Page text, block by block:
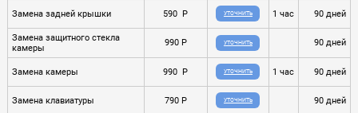
Замена задней крышки 590 P УТОЧНИТЬ 1 час 90 дней
Замена защитного стекла
камеры
990 P УТОЧНИТЬ 90 дней
Замена камеры 990 P УТОЧНИТЬ 1 час 90 дней
Замена клавиатуры 790 P УТОЧНИТЬ 90 дней